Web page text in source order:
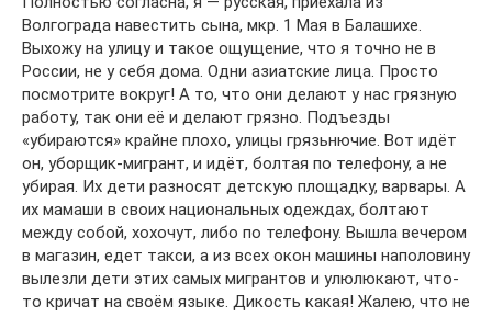
Волгограда навестить сына, мкр. 1 Мая в Балашихе.
Выхожу на улицу и такое ощущение, что я точно не в
России, не у себя дома. Одни азиатские лица. Просто
посмотрите вокруг! А то, что они делают у нас грязную
работу, так они её и делают грязно. Подъезды
«убираются» крайне плохо, улицы грязьнючие. Вот идёт
он, уборщик-мигрант, и идёт, болтая по телефону, а не
убирая. Их дети разносят детскую площадку, варвары. А
их мамаши в своих национальных одеждах, болтают
между собой, хохочут, либо по телефону. Вышла вечером
в магазин, едет такси, а из всех окон машины наполовину
вылезли дети этих самых мигрантов и улюлюкают, что-
то кричат на своём языке. Дикость какая! Жалею, что не